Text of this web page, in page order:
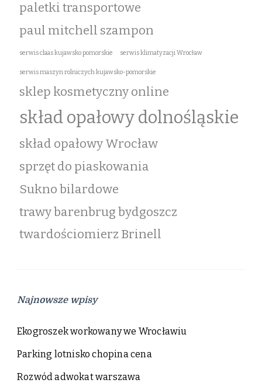
paletki transportowe
paul mitchell szampon
serwis claas kujawsko pomorskie serwis klimatyzacji Wrocław
serwis maszyn rolniczych kujawsko-pomorskie
sklep kosmetyczny online
skład opałowy dolnośląskie
skład opałowy Wrocław
sprzęt do piaskowania
Sukno bilardowe
trawy barenbrug bydgoszcz
twardościomierz Brinell
Najnowsze wpisy
Ekogroszek workowany we Wrocławiu
Parking lotnisko chopina cena
Rozwód adwokat warszawa